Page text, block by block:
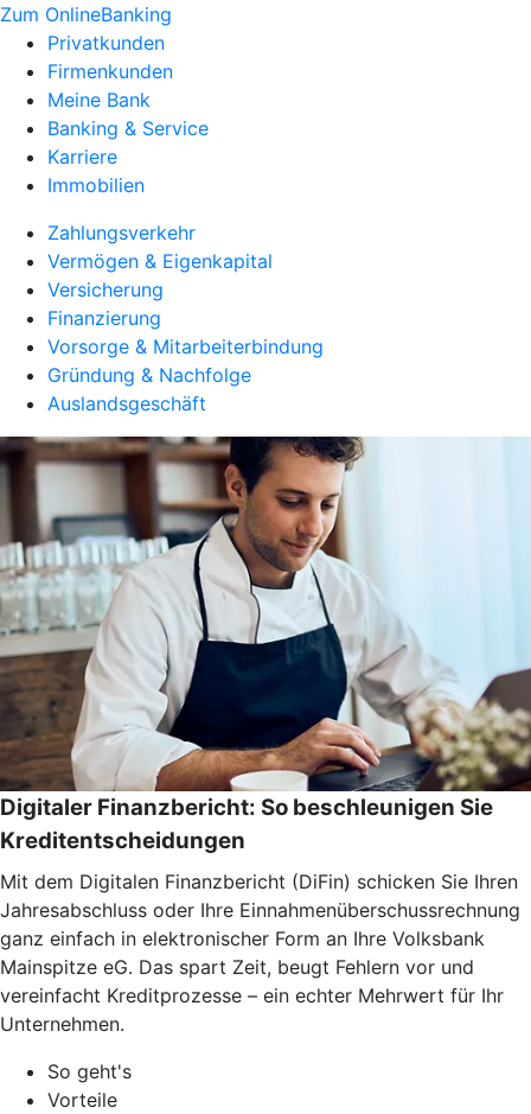
Zum OnlineBanking
Privatkunden
Firmenkunden
Meine Bank
Banking & Service
Karriere
Immobilien
Zahlungsverkehr
Vermögen & Eigenkapital
Versicherung
Finanzierung
Vorsorge & Mitarbeiterbindung
Gründung & Nachfolge
Auslandsgeschäft
Digitaler Finanzbericht: So beschleunigen Sie
Kreditentscheidungen
Mit dem Digitalen Finanzbericht (DiFin) schicken Sie Ihren
Jahresabschluss oder Ihre Einnahmenüberschussrechnung
ganz einfach in elektronischer Form an Ihre Volksbank
Mainspitze eG. Das spart Zeit, beugt Fehlern vor und
vereinfacht Kreditprozesse – ein echter Mehrwert für Ihr
Unternehmen.
So geht's
Vorteile